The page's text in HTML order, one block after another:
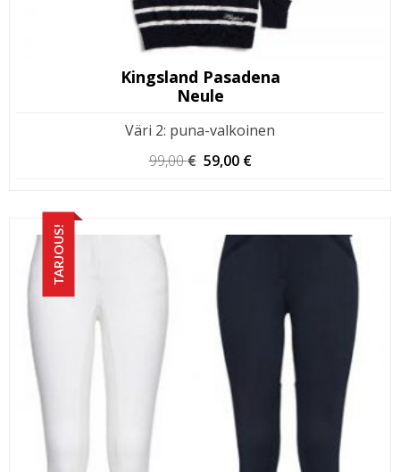
Kingsland Pasadena
Neule
Väri 2: puna-valkoinen
99,00€ Alkuperäinen
59,00 €
TARJOUS!